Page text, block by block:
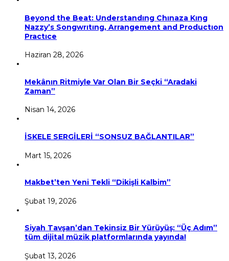
Beyond the Beat: Understandıng Chınaza Kıng
Nazzy’s Songwrıtıng, Arrangement and Productıon
Practıce
Haziran 28, 2026
Mekânın Ritmiyle Var Olan Bir Seçki “Aradaki
Zaman”
Nisan 14, 2026
İSKELE SERGİLERİ “SONSUZ BAĞLANTILAR”
Mart 15, 2026
Makbet’ten Yeni Tekli “Dikişli Kalbim”
Şubat 19, 2026
Siyah Tavşan’dan Tekinsiz Bir Yürüyüş: “Üç Adım”
tüm dijital müzik platformlarında yayında!
Şubat 13, 2026